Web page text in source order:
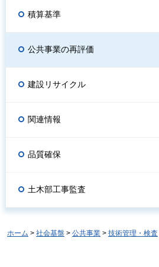
積算基準
公共事業の再評価
建設リサイクル
関連情報
品質確保
土木部工事監査
ホーム > 社会基盤 > 公共事業 > 技術管理・検査